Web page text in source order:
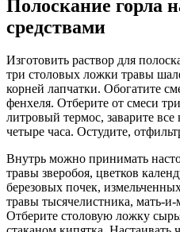
Полоскание горла
средствами
Изготовить раствор для
три столовых ложки травы
корней лапчатки. Обогатите
фенхеля. Отберите от смеси
литровый термос, заварите
четыре часа. Остудите,
Внутрь можно принимать
травы зверобоя, цветков
березовых почек,
травы тысячелистника, мать-
Отберите столовую ложку